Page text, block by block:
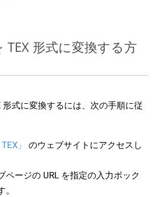
TEX 形式に変換する方
形式に変換するには、次の手順に従
」
のウェブサイトにアクセスし
ページの URL を指定の入力ボック